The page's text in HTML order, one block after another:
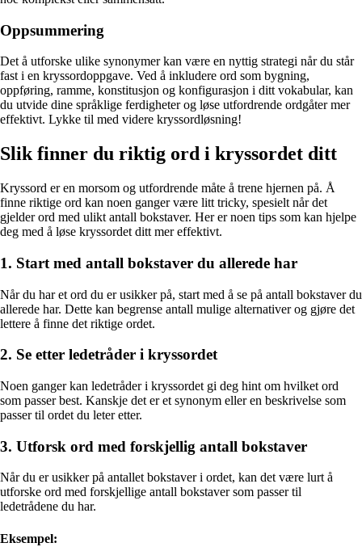
Oppsummering
Det å utforske ulike synonymer kan være en nyttig strategi når du står
fast i en kryssordoppgave. Ved å inkludere ord som bygning,
oppføring, ramme, konstitusjon og konfigurasjon i ditt vokabular, kan
du utvide dine språklige ferdigheter og løse utfordrende ordgåter mer
effektivt. Lykke til med videre kryssordløsning!
Slik finner du riktig ord i kryssordet ditt
Kryssord er en morsom og utfordrende måte å trene hjernen på. Å
finne riktige ord kan noen ganger være litt tricky, spesielt når det
gjelder ord med ulikt antall bokstaver. Her er noen tips som kan hjelpe
deg med å løse kryssordet ditt mer effektivt.
1. Start med antall bokstaver du allerede har
Når du har et ord du er usikker på, start med å se på antall bokstaver du
allerede har. Dette kan begrense antall mulige alternativer og gjøre det
lettere å finne det riktige ordet.
2. Se etter ledetråder i kryssordet
Noen ganger kan ledetråder i kryssordet gi deg hint om hvilket ord
som passer best. Kanskje det er et synonym eller en beskrivelse som
passer til ordet du leter etter.
3. Utforsk ord med forskjellig antall bokstaver
Når du er usikker på antallet bokstaver i ordet, kan det være lurt å
utforske ord med forskjellige antall bokstaver som passer til
ledetrådene du har.
Eksempel: